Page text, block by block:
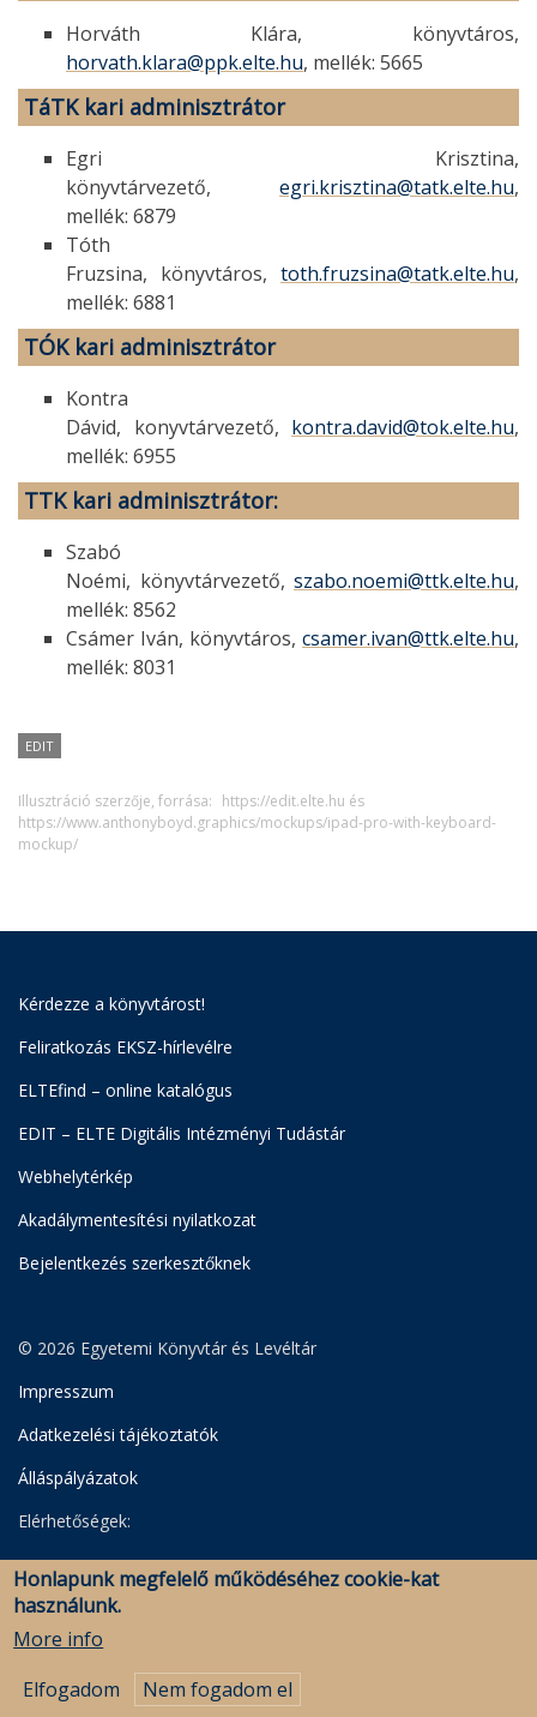
Horváth Klára, könyvtáros,
horvath.klara@ppk.elte.hu, mellék: 5665
TáTK kari adminisztrátor
Egri Krisztina,
könyvtárvezető, egri.krisztina@tatk.elte.hu,
mellék: 6879
Tóth
Fruzsina, könyvtáros, toth.fruzsina@tatk.elte.hu,
mellék: 6881
TÓK kari adminisztrátor
Kontra
Dávid, konyvtárvezető, kontra.david@tok.elte.hu,
mellék: 6955
TTK kari adminisztrátor:
Szabó
Noémi, könyvtárvezető, szabo.noemi@ttk.elte.hu,
mellék: 8562
Csámer Iván, könyvtáros, csamer.ivan@ttk.elte.hu,
mellék: 8031
EDIT
Illusztráció szerzője, forrása: https://edit.elte.hu és
https://www.anthonyboyd.graphics/mockups/ipad-pro-with-keyboard-
mockup/
Kérdezze a könyvtárost!
Feliratkozás EKSZ-hírlevélre
ELTEfind – online katalógus
EDIT – ELTE Digitális Intézményi Tudástár
Webhelytérkép
Akadálymentesítési nyilatkozat
Bejelentkezés szerkesztőknek
© 2026 Egyetemi Könyvtár és Levéltár
Impresszum
Adatkezelési tájékoztatók
Álláspályázatok
Elérhetőségek:
Egyetemi Könyvtár
Levéltár
Savaria Könyvtár és Levéltár (Szombathely)
Honlapunk megfelelő működéséhez cookie-kat
használunk.
More info
Elfogadom
Nem fogadom el